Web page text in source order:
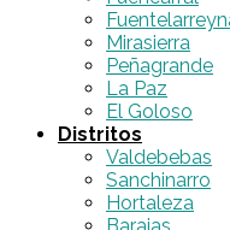
Mirasierra
Peñagrande
La Paz
El Goloso
Distritos
Valdebebas
Sanchinarro
Hortaleza